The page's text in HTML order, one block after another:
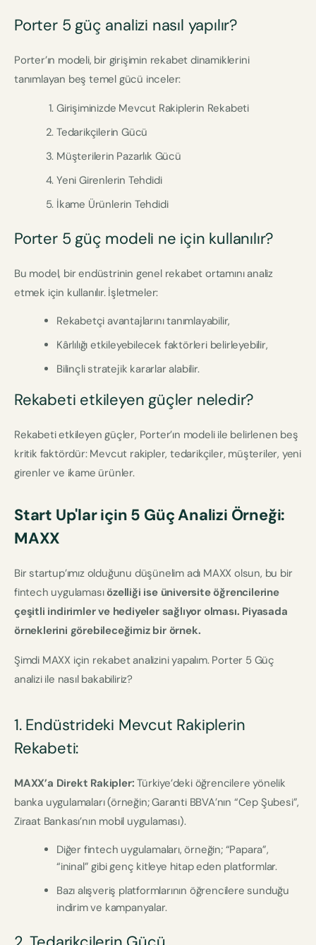
Porter 5 güç analizi nasıl yapılır?
Porter’ın modeli, bir girişimin rekabet dinamiklerini
tanımlayan beş temel gücü inceler:
Girişiminizde Mevcut Rakiplerin Rekabeti
Tedarikçilerin Gücü
Müşterilerin Pazarlık Gücü
Yeni Girenlerin Tehdidi
İkame Ürünlerin Tehdidi
Porter 5 güç modeli ne için kullanılır?
Bu model, bir endüstrinin genel rekabet ortamını analiz
etmek için kullanılır. İşletmeler:
Rekabetçi avantajlarını tanımlayabilir,
Kârlılığı etkileyebilecek faktörleri belirleyebilir,
Bilinçli stratejik kararlar alabilir.
Rekabeti etkileyen güçler neledir?
Rekabeti etkileyen güçler, Porter’ın modeli ile belirlenen beş
kritik faktördür: Mevcut rakipler, tedarikçiler, müşteriler, yeni
girenler ve ikame ürünler.
Start Up'lar için 5 Güç Analizi Örneği:
MAXX
Bir startup’ımız olduğunu düşünelim adı MAXX olsun, bu bir
fintech uygulamasıözelliği ise üniversite öğrencilerine
çeşitli indirimler ve hediyeler sağlıyor olması. Piyasada
örneklerini görebileceğimiz bir örnek.
Şimdi MAXX için rekabet analizini yapalım. Porter 5 Güç
analizi ile nasıl bakabiliriz?
1. Endüstrideki Mevcut Rakiplerin
Rekabeti:
MAXX’a Direkt Rakipler: Türkiye’deki öğrencilere yönelik
banka uygulamaları (örneğin; Garanti BBVA’nın “Cep Şubesi”,
Ziraat Bankası’nın mobil uygulaması).
Diğer fintech uygulamaları, örneğin; “Papara”,
“ininal” gibi genç kitleye hitap eden platformlar.
Bazı alışveriş platformlarının öğrencilere sunduğu
indirim ve kampanyalar.